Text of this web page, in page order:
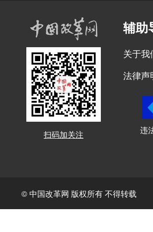
扫码加关注
辅助
关于我
法律声
违
© 中国改革网 版权所有 不得转载